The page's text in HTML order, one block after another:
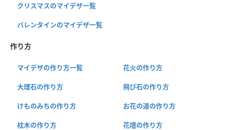
クリスマスのマイデザ一覧
バレンタインのマイデザ一覧
作り方
マイデザの作り方一覧 花火の作り方
大理石の作り方 飛び石の作り方
けものみちの作り方 お花の道の作り方
枕木の作り方 花壇の作り方